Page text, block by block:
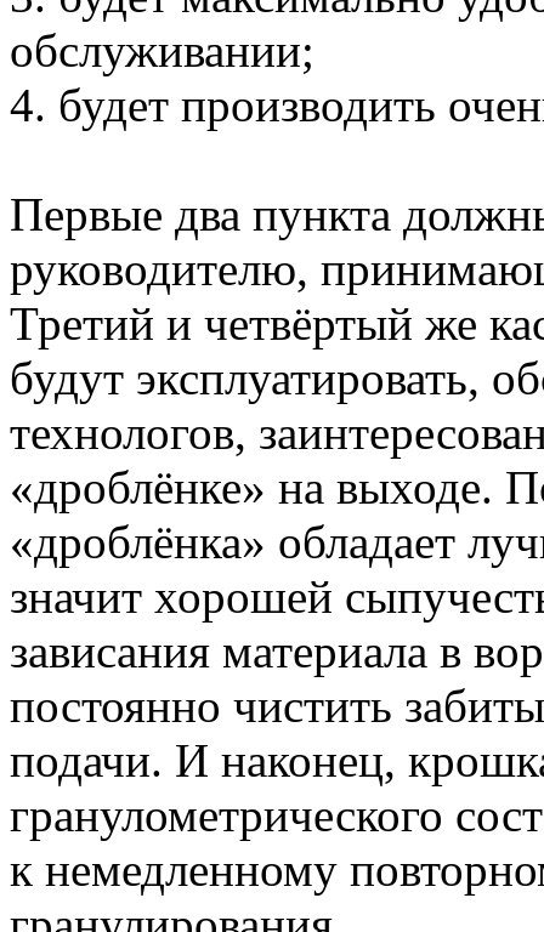
обслуживании;
4. будет производить
Первые два пункта
руководителю,
Третий и четвёртый же
будут эксплуатировать,
технологов,
«дроблёнке» на выходе.
«дроблёнка» обладает
значит хорошей
зависания материала в
постоянно чистить
подачи. И наконец,
гранулометрического
к немедленному